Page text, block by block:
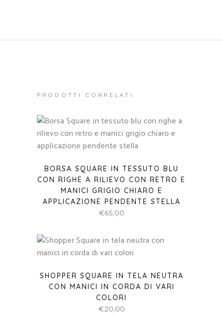
PRODOTTI CORRELATI
BORSA SQUARE IN TESSUTO BLU
CON RIGHE A RILIEVO CON RETRO E
MANICI GRIGIO CHIARO E
APPLICAZIONE PENDENTE STELLA
€65,00
SHOPPER SQUARE IN TELA NEUTRA
CON MANICI IN CORDA DI VARI
COLORI
€20,00